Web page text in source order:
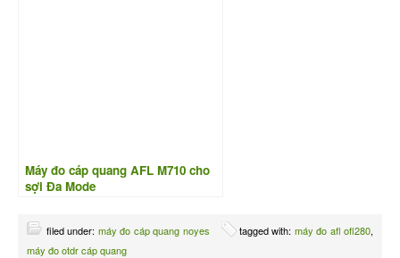
Máy đo cáp quang AFL M710 cho
sợi Đa Mode
filed under: máy đo cáp quang noyes tagged with: máy đo afl ofl280,
máy đo otdr cáp quang